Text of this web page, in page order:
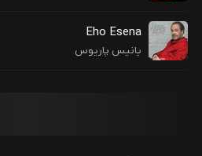
Eho Esena
یانیس پاریوس